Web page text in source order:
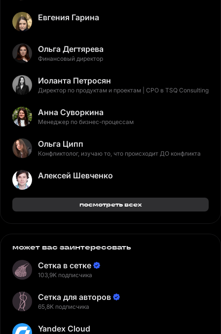
Евгения Гарина
Ольга Дегтярева
Финансовый директор
Иоланта Петросян
Директор по продуктам и проектам | CPO в TSQ Consulting
Анна Суворкина
Менеджер по бизнес-процессам
Ольга Ципп
Конфликтолог, изучаю то, что происходит ДО конфликта
Алексей Шевченко
посмотреть всех
может вас заинтересовать
Сетка в сетке
103,9K подписчика
Сетка для авторов
65,8K подписчика
Yandex Cloud